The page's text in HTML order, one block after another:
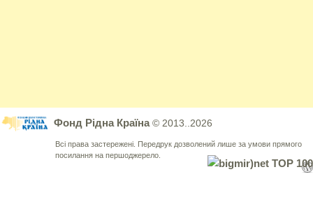
Фонд Рідна Країна© 2013..2026
Всі права застережені. Передрук дозволений лише за умови прямого
посилання на першоджерело.